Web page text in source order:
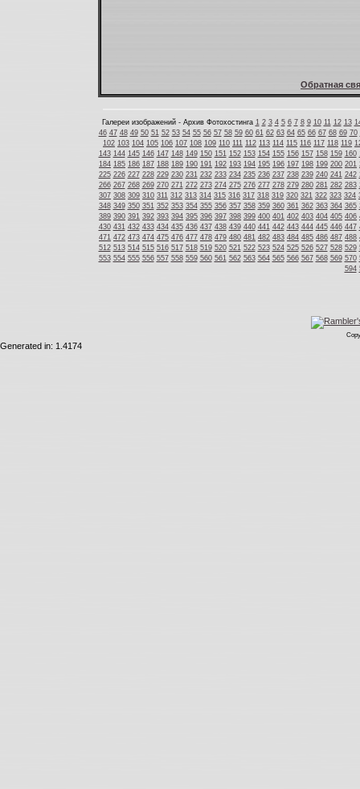
Обратная
Галереи изображений - Архив Фотохостинга 1 2 3 4 5 6 7 8 9 10 11 12 13
46 47 48 49 50 51 52 53 54 55 56 57 58 59 60 61 62 63 64 65 66 67 68 69 70
102 103 104 105 106 107 108 109 110 111 112 113 114 115 116 117 118 119
143 144 145 146 147 148 149 150 151 152 153 154 155 156 157 158 159 160
184 185 186 187 188 189 190 191 192 193 194 195 196 197 198 199 200 201
225 226 227 228 229 230 231 232 233 234 235 236 237 238 239 240 241 242
266 267 268 269 270 271 272 273 274 275 276 277 278 279 280 281 282 283
307 308 309 310 311 312 313 314 315 316 317 318 319 320 321 322 323 324
348 349 350 351 352 353 354 355 356 357 358 359 360 361 362 363 364 365
389 390 391 392 393 394 395 396 397 398 399 400 401 402 403 404 405 406
430 431 432 433 434 435 436 437 438 439 440 441 442 443 444 445 446 447
471 472 473 474 475 476 477 478 479 480 481 482 483 484 485 486 487 488
512 513 514 515 516 517 518 519 520 521 522 523 524 525 526 527 528 529
553 554 555 556 557 558 559 560 561 562 563 564 565 566 567 568 569 570
594
Generated in: 1.4174